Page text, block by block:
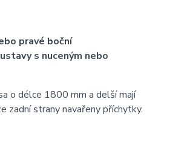
pravé boční
s nuceným nebo
o délce 1800 mm a delší mají
zadní strany navařeny příchytky.